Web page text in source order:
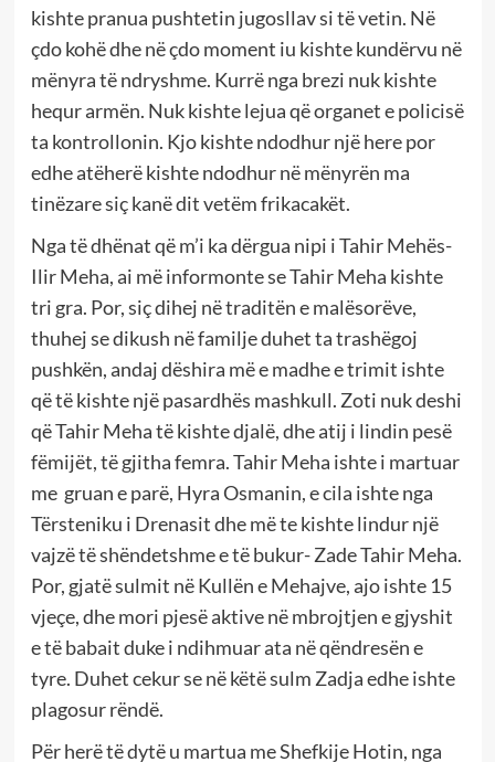
kishte pranua pushtetin jugosllav si të vetin. Në
çdo kohë dhe në çdo moment iu kishte kundërvu në
mënyra të ndryshme. Kurrë nga brezi nuk kishte
hequr armën. Nuk kishte lejua që organet e policisë
ta kontrollonin. Kjo kishte ndodhur një here por
edhe atëherë kishte ndodhur në mënyrën ma
tinëzare siç kanë dit vetëm frikacakët.
Nga të dhënat që m’i ka dërgua nipi i Tahir Mehës-
Ilir Meha, ai më informonte se Tahir Meha kishte
tri gra. Por, siç dihej në traditën e malësorëve,
thuhej se dikush në familje duhet ta trashëgoj
pushkën, andaj dëshira më e madhe e trimit ishte
që të kishte një pasardhës mashkull. Zoti nuk deshi
që Tahir Meha të kishte djalë, dhe atij i lindin pesë
fëmijët, të gjitha femra. Tahir Meha ishte i martuar
me gruan e parë, Hyra Osmanin, e cila ishte nga
Tërsteniku i Drenasit dhe më te kishte lindur një
vajzë të shëndetshme e të bukur- Zade Tahir Meha.
Por, gjatë sulmit në Kullën e Mehajve, ajo ishte 15
vjeçe, dhe mori pjesë aktive në mbrojtjen e gjyshit
e të babait duke i ndihmuar ata në qëndresën e
tyre. Duhet cekur se në këtë sulm Zadja edhe ishte
plagosur rëndë.
Për herë të dytë u martua me Shefkije Hotin, nga